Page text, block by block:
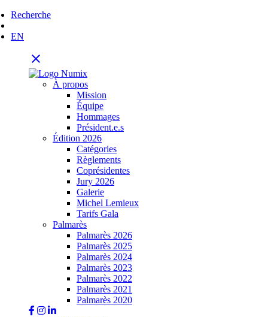
Recherche
EN
close
À propos
Mission
Équipe
Hommages
Président.e.s
Édition 2026
Catégories
Règlements
Coprésidentes
Jury 2026
Galerie
Michel Lemieux
Tarifs Gala
Palmarès
Palmarès 2026
Palmarès 2025
Palmarès 2024
Palmarès 2023
Palmarès 2022
Palmarès 2021
Palmarès 2020